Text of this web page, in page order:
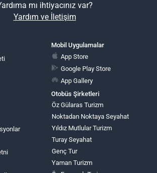
mı ihtiyacınız var?
Yardım ve İletişim
Mobil Uygulamalar
App Store
Google Play Store
App Gallery
Otobüs Şirketleri
Öz Gülaras Turizm
Noktadan Noktaya Seyahat
Yıldız Mutlular Turizm
Turay Seyahat
Genç Tur
Yaman Turizm